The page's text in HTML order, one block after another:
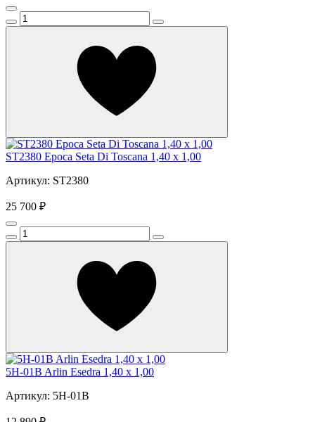
ST2380 Epoca Seta Di Toscana 1,40 х 1,00
Артикул: ST2380
25 700 ₽
5H-01B Arlin Esedra 1,40 х 1,00
Артикул: 5H-01B